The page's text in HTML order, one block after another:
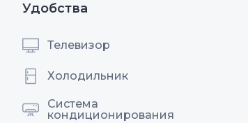
Удобства
Телевизор
Холодильник
Система
кондиционирования